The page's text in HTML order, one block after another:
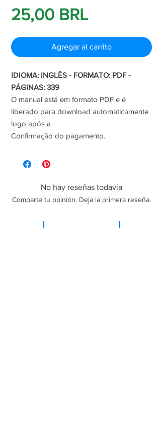
25,00 BRLPrecio
Agregar al carrito
IDIOMA: INGLÊS - FORMATO: PDF -
PÁGINAS: 339
O manual está em formato PDF e é
liberado para download automaticamente
logo após a
Confirmação do pagamento.
No hay reseñas todavía
Comparte tu opinión. Deja la primera reseña.